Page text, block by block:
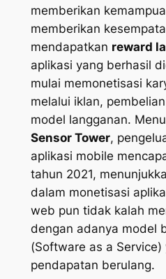
memberikan
memberikan
mendapatkan reward
aplikasi yang berhasil
mulai memonetisasi
melalui iklan,
model langganan.
Sensor Tower,
aplikasi mobile
tahun 2021,
dalam monetisasi
web pun tidak kalah
dengan adanya model
(Software as a
pendapatan berulang.